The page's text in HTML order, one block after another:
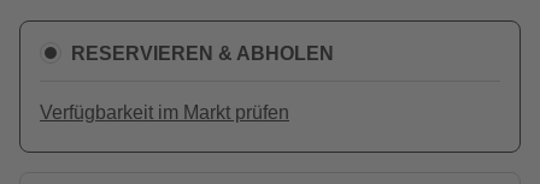
RESERVIEREN & ABHOLEN
Verfügbarkeit im Markt prüfen